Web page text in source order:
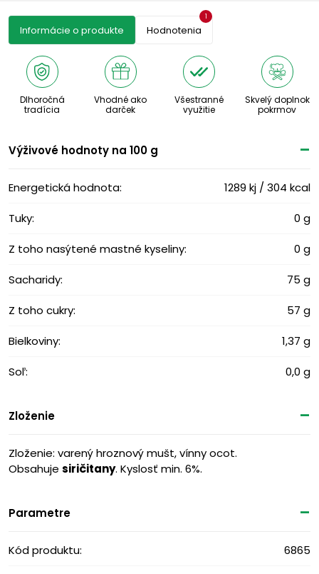
Informácie o produkte Hodnotenia
1
Dlhoročná
tradícia
Vhodné ako
darček
Všestranné
využitie
Skvelý doplnok
pokrmov
Výživové ​​hodnoty na 100 g
Energetická hodnota: 1289 kj / 304 kcal
Tuky: 0 g
Z toho nasýtené mastné kyseliny: 0 g
Sacharidy: 75 g
Z toho cukry: 57 g
Bielkoviny: 1,37 g
Soľ: 0,0 g
Zloženie
Zloženie: varený hroznový mušt, vínny ocot.
Obsahuje siričitany. Kyslosť min. 6%.
Parametre
Kód produktu: 6865